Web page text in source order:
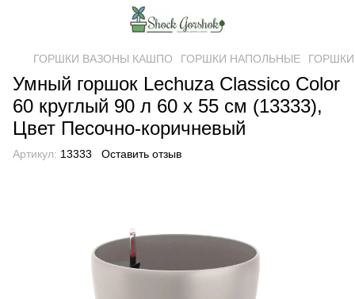
ГОРШКИ ВАЗОНЫ КАШПО ГОРШКИ НАПОЛЬНЫЕ
Умный горшок Lechuza Classico Color
60 круглый 90 л 60 x 55 см (13333),
Цвет Песочно-коричневый
Артикул: 13333 Оставить отзыв